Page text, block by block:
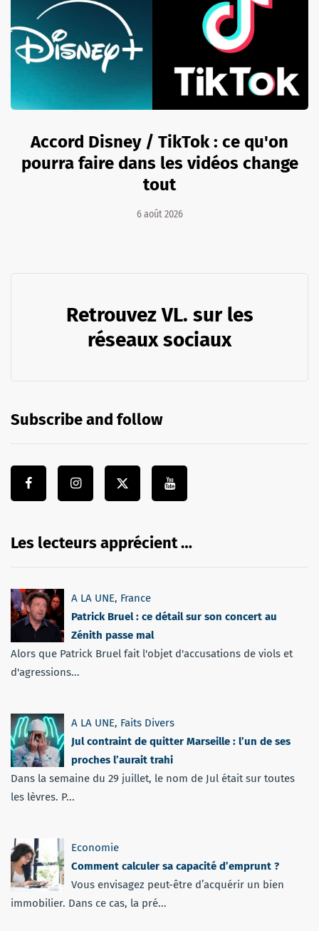
Accord Disney / TikTok : ce qu'on
pourra faire dans les vidéos change
tout
6 août 2026
Retrouvez VL. sur les
réseaux sociaux
Subscribe and follow
Les lecteurs apprécient …
A LA UNE, France
Patrick Bruel : ce détail sur son concert au
Zénith passe mal
Alors que Patrick Bruel fait l'objet d'accusations de viols et
d'agressions...
A LA UNE, Faits Divers
Jul contraint de quitter Marseille : l’un de ses
proches l’aurait trahi
Dans la semaine du 29 juillet, le nom de Jul était sur toutes
les lèvres. P...
Economie
Comment calculer sa capacité d’emprunt ?
Vous envisagez peut-être d’acquérir un bien
immobilier. Dans ce cas, la pré...